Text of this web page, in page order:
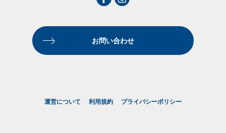
お問い合わせ
運営について 利用規約 プライバシーポリシー